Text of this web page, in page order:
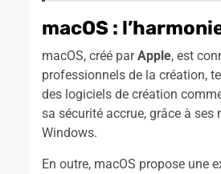
macOS :
macOS, créé parApple, est
professionnels de la création,
des logiciels de création
sa sécurité accrue, grâce à
Windows.
En outre, macOS propose une